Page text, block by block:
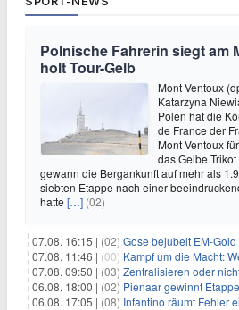
Polnische Fahrerin siegt am
holt Tour-Gelb
Mont Ventoux
Katarzyna
Polen hat die
de France der
Mont Ventoux
das Gelbe
gewann die Bergankunft auf mehr als
siebten Etappe nach einer
hatte […] (02)
07.08. 16:15 | (02) Gose bejubelt EM-Gold -
07.08. 11:46 | (00) Kampf um die Macht: Wer
07.08. 09:50 | (03) Zentralisieren oder nicht?
06.08. 18:00 | (02) Pienaar gewinnt Etappe -
06.08. 17:05 | (08) Infantino räumt Fehler ein -